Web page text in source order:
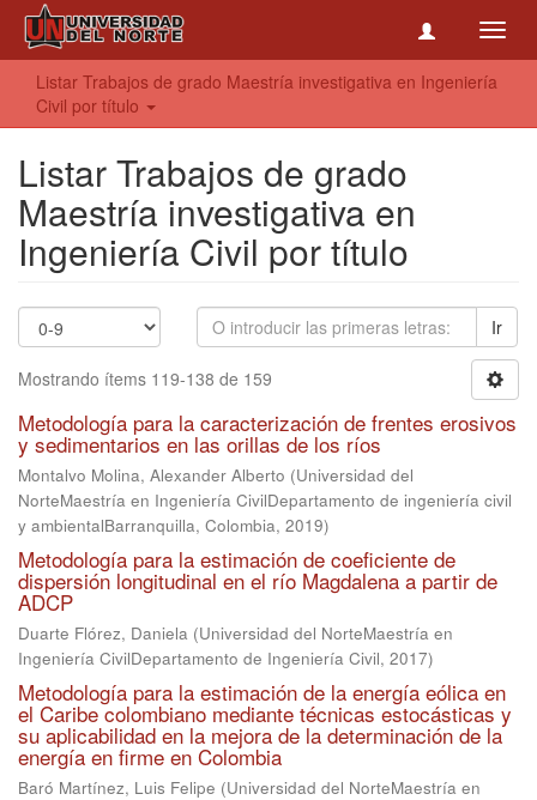
Listar Trabajos de grado Maestría investigativa en Ingeniería
Civil por título
Listar Trabajos de grado
Maestría investigativa en
Ingeniería Civil por título
Ir
Mostrando ítems 119-138 de 159
Metodología para la caracterización de frentes erosivos
y sedimentarios en las orillas de los ríos
Montalvo Molina, Alexander Alberto (Universidad del
NorteMaestría en Ingeniería CivilDepartamento de ingeniería civil
y ambientalBarranquilla, Colombia, 2019)
Metodología para la estimación de coeficiente de
dispersión longitudinal en el río Magdalena a partir de
ADCP
Duarte Flórez, Daniela (Universidad del NorteMaestría en
Ingeniería CivilDepartamento de Ingeniería Civil, 2017)
Metodología para la estimación de la energía eólica en
el Caribe colombiano mediante técnicas estocásticas y
su aplicabilidad en la mejora de la determinación de la
energía en firme en Colombia
Baró Martínez, Luis Felipe (Universidad del NorteMaestría en